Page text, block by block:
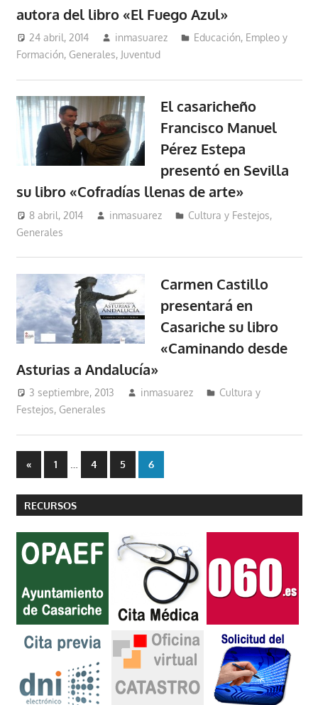
autora del libro «El Fuego Azul»
24 abril, 2014 inmasuarez
Educación, Empleo y
Formación, Generales, Juventud
El casaricheño
Francisco Manuel
Pérez Estepa
presentó en Sevilla
su libro «Cofradías llenas de arte»
8 abril, 2014 inmasuarez Cultura y Festejos,
Generales
Carmen Castillo
presentará en
Casariche su libro
«Caminando desde
Asturias a Andalucía»
3 septiembre, 2013 inmasuarez
Cultura y
Festejos, Generales
Paginación
de
entradas
«Entradas
anteriores
1 … 4 5 6
RECURSOS